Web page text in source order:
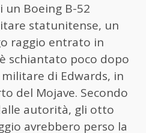
un Boeing B-52
statunitense, un
raggio entrato in
schiantato poco dopo
di Edwards, in
del Mojave. Secondo
autorità, gli otto
avrebbero perso la